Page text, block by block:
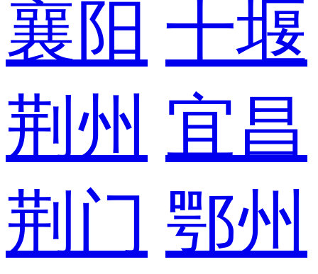
襄阳 十堰
荆州 宜昌
荆门 鄂州